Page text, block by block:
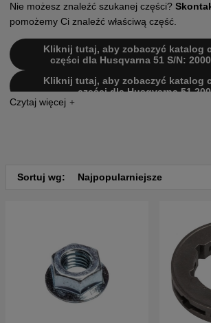
Nie możesz znaleźć szukanej części?
pomożemy Ci znaleźć właściwą część.
Kliknij tutaj, aby zobaczyć katalog
części dla Husqvarna 51 S/N:
Kliknij tutaj, aby zobaczyć katalog
części dla Husqvarna 51
19982300000
Kliknij tutaj, aby zobaczyć katalog
części dla Husqvarna 51 S/N:
19914000000
Kliknij tutaj, aby zobaczyć katalog
części dla Husqvarna 51
Sortuj wg: Najpopularniejsze